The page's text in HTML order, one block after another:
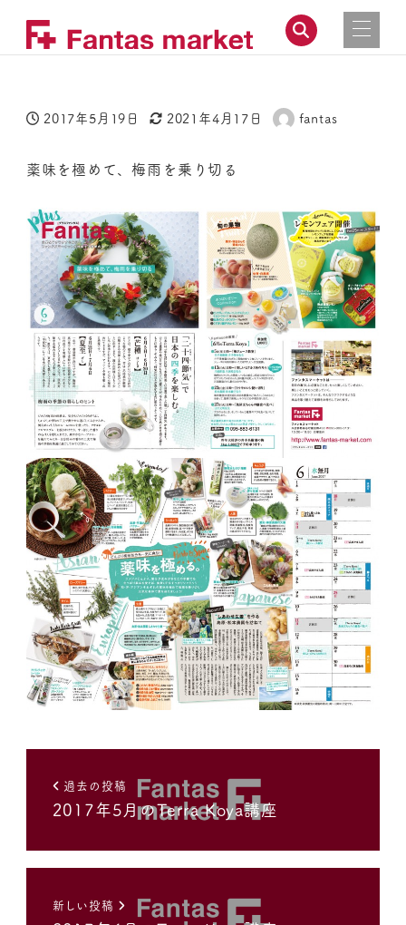
投稿日
2017年5月19日
更新日
2021年4月17日
著
fantas
薬味を極めて、梅雨を乗り切る
過去の投稿
2017年5月のTerra Koya講座
新しい投稿